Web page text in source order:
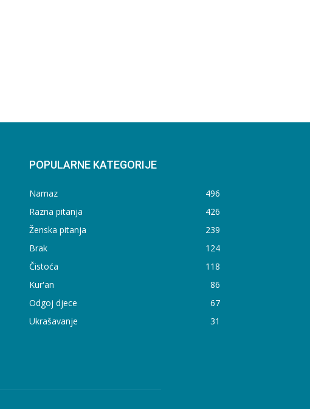
POPULARNE KATEGORIJE
Namaz
496
Razna pitanja
426
Ženska pitanja
239
Brak
124
Čistoća
118
Kur'an
86
Odgoj djece
67
Ukrašavanje
31